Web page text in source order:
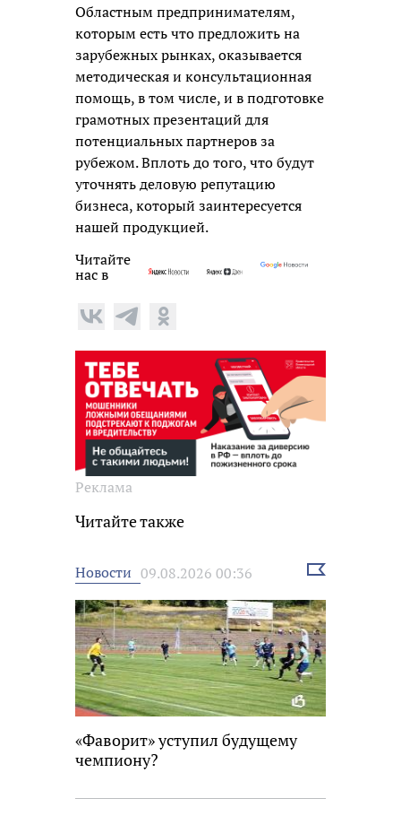
Областным предпринимателям,
которым есть что предложить на
зарубежных рынках, оказывается
методическая и консультационная
помощь, в том числе, и в подготовке
грамотных презентаций для
потенциальных партнеров за
рубежом. Вплоть до того, что будут
уточнять деловую репутацию
бизнеса, который заинтересуется
нашей продукцией.
Читайте
нас в
Реклама
Читайте также
Новости 09.08.2026 00:36
Выбрать
«Фаворит» уступил будущему
чемпиону?